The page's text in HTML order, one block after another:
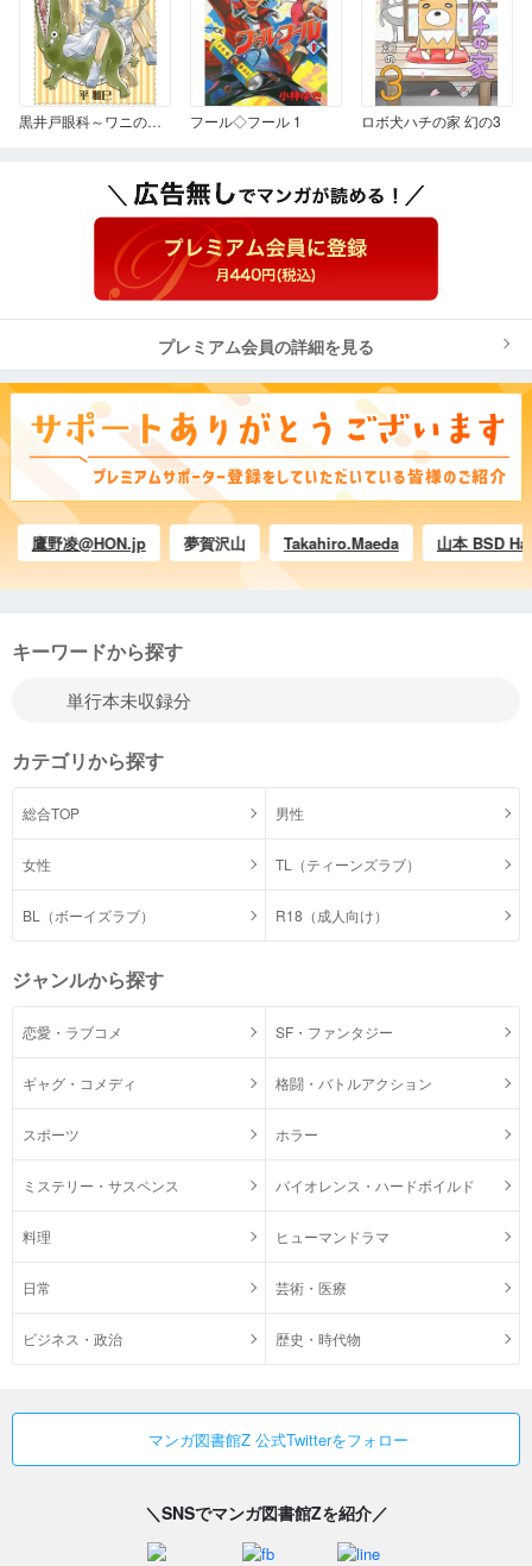
黒井戸眼科～ワニの涙～ フール◇フール 1 ロボ犬ハチの家 幻の3
プレミアム会員の詳細を見る
凌@HON.jp 夢賀沢山 Takahiro.Maeda 山本 BSD Hacker 茂
キーワードから探す
カテゴリから探す
総合TOP 男性
女性 TL（ティーンズラブ）
BL（ボーイズラブ） R18（成人向け）
ジャンルから探す
恋愛・ラブコメ SF・ファンタジー
ギャグ・コメディ 格闘・バトルアクション
スポーツ ホラー
ミステリー・サスペンス バイオレンス・ハードボイルド
料理 ヒューマンドラマ
日常 芸術・医療
ビジネス・政治 歴史・時代物
マンガ図書館Z 公式Twitterをフォロー
＼SNSでマンガ図書館Zを紹介／